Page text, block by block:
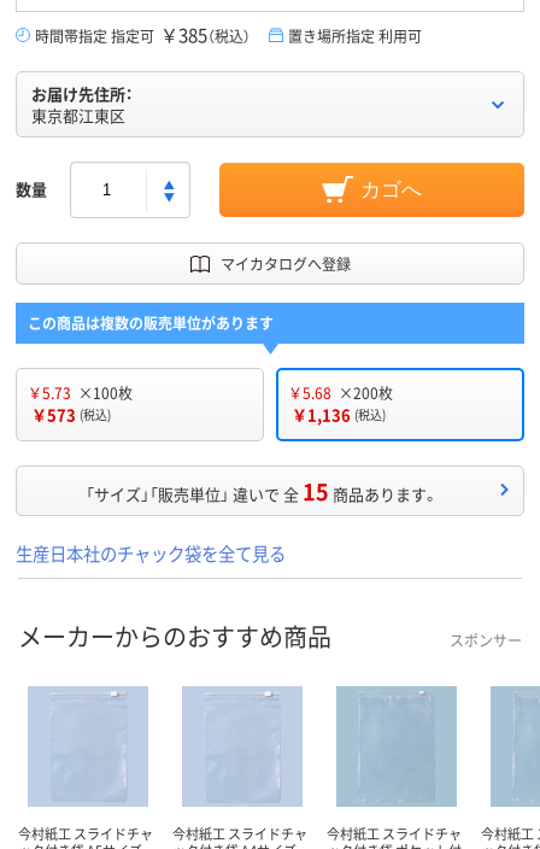
時間帯指定 指定可 ￥385（税込） 置き場所指定 利用可
お届け先住所：
東京都江東区
数量 カゴへ
マイカタログへ登録
この商品は複数の販売単位があります
￥5.73 ×100枚
￥573 (税込)
￥5.68 ×200枚
￥1,136 (税込)
「サイズ」「販売単位」 違いで 全 15 商品あります。
生産日本社のチャック袋を全て見る
メーカーからのおすすめ商品 スポンサー
今村紙工 スライドチャ
今村紙工 スライドチャ
今村紙工 スライドチャ
今村紙工